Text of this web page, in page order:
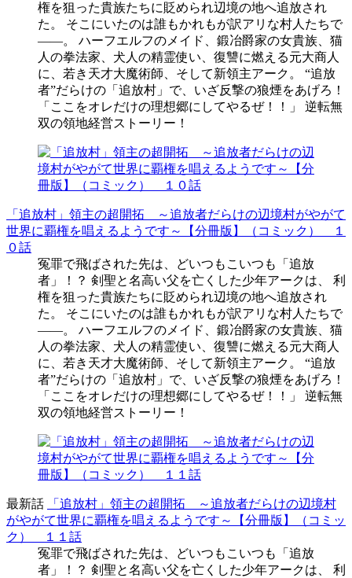
権を狙った貴族たちに貶められ辺境の地へ追放され
た。 そこにいたのは誰もかれもが訳アリな村人たちで
――。 ハーフエルフのメイド、鍛冶爵家の女貴族、猫
人の拳法家、犬人の精霊使い、復讐に燃える元大商人
に、若き天才大魔術師、そして新領主アーク。 “追放
者”だらけの「追放村」で、いざ反撃の狼煙をあげろ！
「ここをオレだけの理想郷にしてやるぜ！！」 逆転無
双の領地経営ストーリー！
「追放村」領主の超開拓 ～追放者だらけの辺境村がやがて
世界に覇権を唱えるようです～【分冊版】（コミック） １
０話
冤罪で飛ばされた先は、どいつもこいつも「追放
者」！？ 剣聖と名高い父を亡くした少年アークは、 利
権を狙った貴族たちに貶められ辺境の地へ追放され
た。 そこにいたのは誰もかれもが訳アリな村人たちで
――。 ハーフエルフのメイド、鍛冶爵家の女貴族、猫
人の拳法家、犬人の精霊使い、復讐に燃える元大商人
に、若き天才大魔術師、そして新領主アーク。 “追放
者”だらけの「追放村」で、いざ反撃の狼煙をあげろ！
「ここをオレだけの理想郷にしてやるぜ！！」 逆転無
双の領地経営ストーリー！
最新話
「追放村」領主の超開拓 ～追放者だらけの辺境村
がやがて世界に覇権を唱えるようです～【分冊版】（コミッ
ク） １１話
冤罪で飛ばされた先は、どいつもこいつも「追放
者」！？ 剣聖と名高い父を亡くした少年アークは、 利